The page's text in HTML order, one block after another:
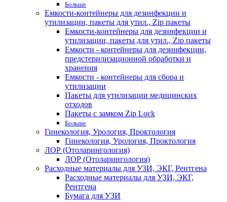
Больше
Емкости-контейнеры для дезинфекции и
утилизации, пакеты для утил., Zip пакеты
Емкости-контейнеры для дезинфекции и
утилизации, пакеты для утил., Zip пакеты
Емкости - контейнеры для дезинфекции,
предстерилизационной обработки и
хранения
Емкости - контейнеры для сбора и
утилизации
Пакеты для утилизации медицинских
отходов
Пакеты с замком Zip Lock
Больше
Гинекология, Урология, Проктология
Гинекология, Урология, Проктология
ЛОР (Отоларингология)
ЛОР (Отоларингология)
Расходные материалы для УЗИ, ЭКГ, Рентгена
Расходные материалы для УЗИ, ЭКГ,
Рентгена
Бумага для УЗИ